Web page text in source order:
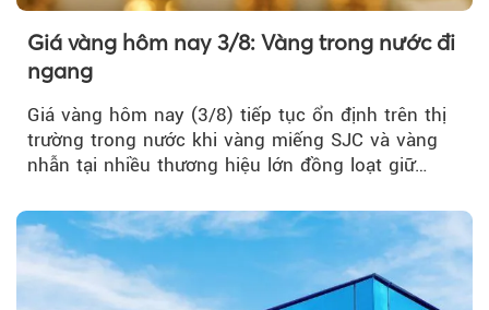
Giá vàng hôm nay 3/8: Vàng trong nước đi
ngang
Giá vàng hôm nay (3/8) tiếp tục ổn định trên thị
trường trong nước khi vàng miếng SJC và vàng
nhẫn tại nhiều thương hiệu lớn đồng loạt giữ